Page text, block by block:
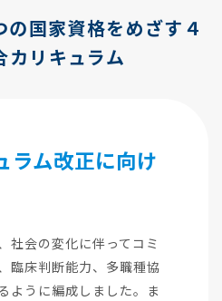
国家資格をめざす４
カリキュラム
ラム改正に向け
社会の変化に伴ってコミ
臨床判断能力、多職種協
ように編成しました。ま